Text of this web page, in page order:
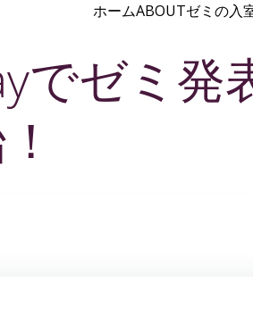
ホームABOUTゼミの入
でゼミ発